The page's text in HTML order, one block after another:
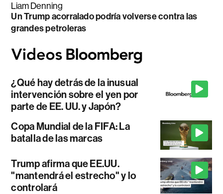
Liam Denning
Un Trump acorralado podría volverse contra las
grandes petroleras
¿Qué hay detrás de la inusual
intervención sobre el yen por
parte de EE. UU. y Japón?
Copa Mundial de la FIFA: La
batalla de las marcas
Trump afirma que EE.UU.
"mantendrá el estrecho" y lo
controlará